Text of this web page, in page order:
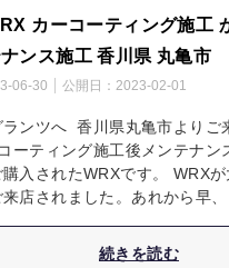
カーコーティング施工
ンス施工 香川県 丸亀市
06-30 公開日： 2023-02-01
ランツへ 香川県丸亀市よりご
ーティング施工後メンテナン
入されたWRXです。 WRX
来店されました。あれから早
続きを読む